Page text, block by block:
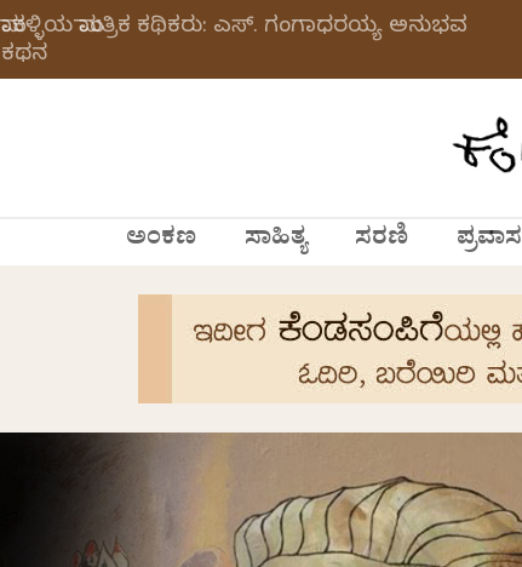
ಮಾಕಳ್ಳಿಯ ಮಾಂತ್ರಿಕ ಕಥಿಕರು: ಎಸ್. ಗಂಗಾಧರಯ್ಯ ಅನುಭವ
ಕಥನ
ಅಂಕಣ ಸಾಹಿತ್ಯ ಸರಣಿ ಪ್ರವಾಸ